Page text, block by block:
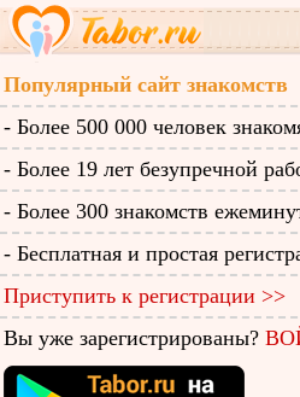
Популярный сайт знакомств
- Более 500 000 человек
- Более 19 лет безупречной
- Более 300 знакомств
- Бесплатная и простая
Приступить к регистрации >>
Вы уже зарегистрированы?